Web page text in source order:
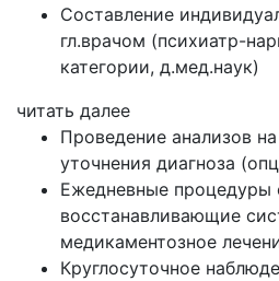
Составление
гл.врачом (психиатр-
категории, д.мед.наук)
читать далее
Проведение анализов
уточнения диагноза
Ежедневные процедуры
восстанавливающие
медикаментозное
Круглосуточное